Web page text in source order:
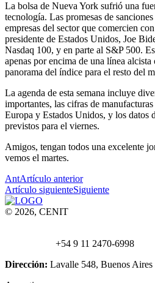
La bolsa de Nueva York sufrió una
tecnología. Las promesas de
empresas del sector que comercien
presidente de Estados Unidos, Joe
Nasdaq 100, y en parte al S&P 500.
apenas por encima de una línea
panorama del índice para el resto del
La agenda de esta semana incluye
importantes, las cifras de
Europa y Estados Unidos, y los datos
previstos para el viernes.
Amigos, tengan todos una excelente
vemos el martes.
AntArtículo anterior
Artículo siguienteSiguiente
© 2026, CENIT
+54 9 11 2470-6998
Dirección: Lavalle 548, Buenos Aires